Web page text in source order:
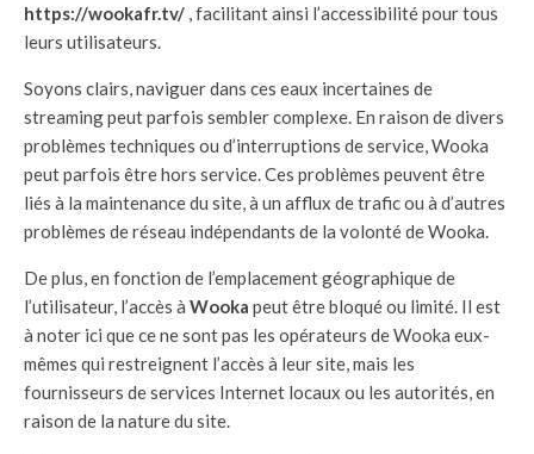
https://wookafr.tv/ , facilitant ainsi l’accessibilité pour tous
leurs utilisateurs.
Soyons clairs, naviguer dans ces eaux incertaines de
streaming peut parfois sembler complexe. En raison de divers
problèmes techniques ou d’interruptions de service, Wooka
peut parfois être hors service. Ces problèmes peuvent être
liés à la maintenance du site, à un afflux de trafic ou à d’autres
problèmes de réseau indépendants de la volonté de Wooka.
De plus, en fonction de l’emplacement géographique de
l’utilisateur, l’accès à Wooka peut être bloqué ou limité. Il est
à noter ici que ce ne sont pas les opérateurs de Wooka eux-
mêmes qui restreignent l’accès à leur site, mais les
fournisseurs de services Internet locaux ou les autorités, en
raison de la nature du site.